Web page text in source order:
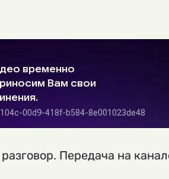
Передача на